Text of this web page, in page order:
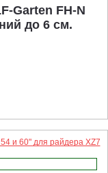
Garten FH-N
до 6 см.